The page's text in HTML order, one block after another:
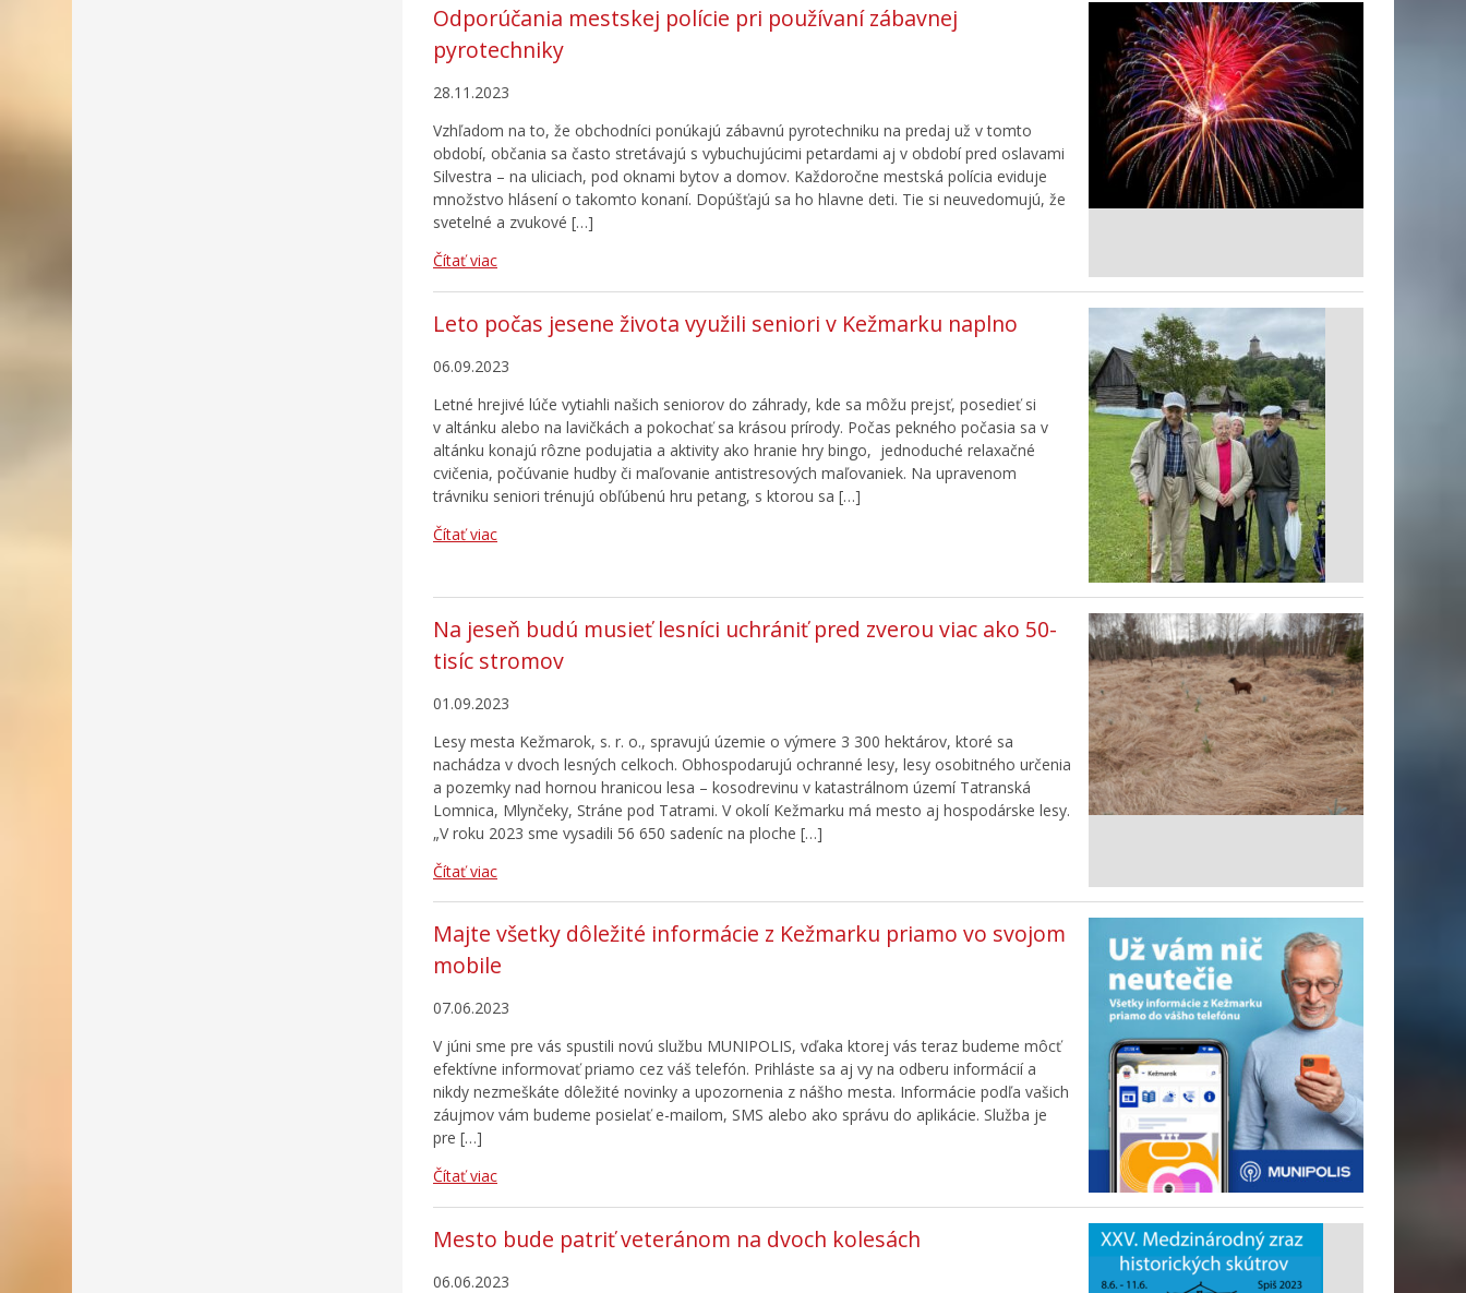
Odporúčania mestskej polície pri používaní zábavnej
pyrotechniky
28.11.2023
Vzhľadom na to, že obchodníci ponúkajú zábavnú pyrotechniku na predaj už v tomto
období, občania sa často stretávajú s vybuchujúcimi petardami aj v období pred oslavami
Silvestra – na uliciach, pod oknami bytov a domov. Každoročne mestská polícia eviduje
množstvo hlásení o takomto konaní. Dopúšťajú sa ho hlavne deti. Tie si neuvedomujú, že
svetelné a zvukové […]
Čítať viac
Leto počas jesene života využili seniori v Kežmarku naplno
06.09.2023
Letné hrejivé lúče vytiahli našich seniorov do záhrady, kde sa môžu prejsť, posedieť si
v altánku alebo na lavičkách a pokochať sa krásou prírody. Počas pekného počasia sa v
altánku konajú rôzne podujatia a aktivity ako hranie hry bingo, jednoduché relaxačné
cvičenia, počúvanie hudby či maľovanie antistresových maľovaniek. Na upravenom
trávniku seniori trénujú obľúbenú hru petang, s ktorou sa […]
Čítať viac
Na jeseň budú musieť lesníci uchrániť pred zverou viac ako 50-
tisíc stromov
01.09.2023
Lesy mesta Kežmarok, s. r. o., spravujú územie o výmere 3 300 hektárov, ktoré sa
nachádza v dvoch lesných celkoch. Obhospodarujú ochranné lesy, lesy osobitného určenia
a pozemky nad hornou hranicou lesa – kosodrevinu v katastrálnom území Tatranská
Lomnica, Mlynčeky, Stráne pod Tatrami. V okolí Kežmarku má mesto aj hospodárske lesy.
„V roku 2023 sme vysadili 56 650 sadeníc na ploche […]
Čítať viac
Majte všetky dôležité informácie z Kežmarku priamo vo svojom
mobile
07.06.2023
V júni sme pre vás spustili novú službu MUNIPOLIS, vďaka ktorej vás teraz budeme môcť
efektívne informovať priamo cez váš telefón. Prihláste sa aj vy na odberu informácií a
nikdy nezmeškáte dôležité novinky a upozornenia z nášho mesta. Informácie podľa vašich
záujmov vám budeme posielať e-mailom, SMS alebo ako správu do aplikácie. Služba je
pre […]
Čítať viac
Mesto bude patriť veteránom na dvoch kolesách
06.06.2023